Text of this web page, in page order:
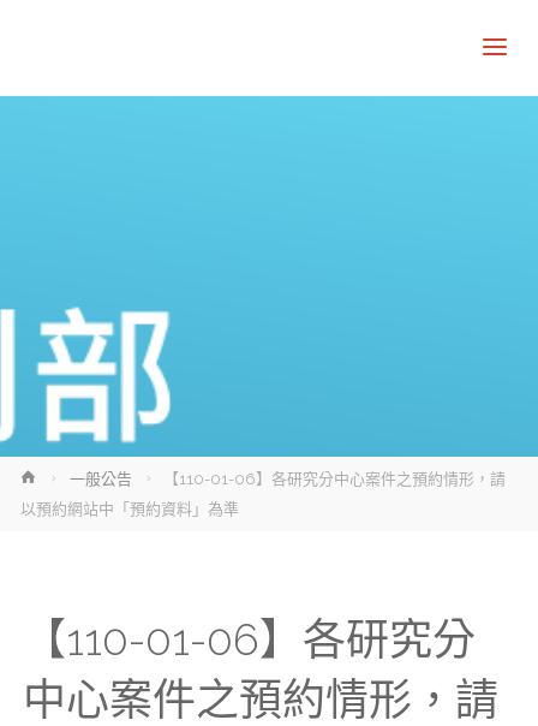
Home一般公告
【110-01-06】各研究分中心案件之預約情形，請
以預約網站中「預約資料」為準
【110-01-06】各研究分
中心案件之預約情形，請